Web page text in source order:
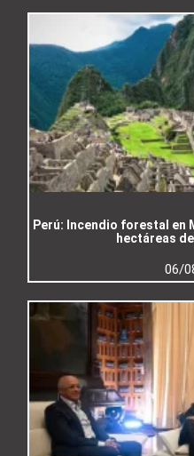
Perú: Incendio forestal en
hectáreas
06/